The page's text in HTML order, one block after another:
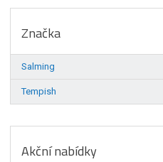
Značka
Salming
Tempish
Akční nabídky